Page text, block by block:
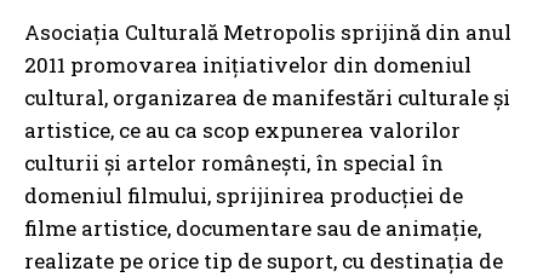
Asociația Culturală Metropolis sprijină din anul
2011 promovarea inițiativelor din domeniul
cultural, organizarea de manifestări culturale și
artistice, ce au ca scop expunerea valorilor
culturii și artelor românești, în special în
domeniul filmului, sprijinirea producției de
filme artistice, documentare sau de animație,
realizate pe orice tip de suport, cu destinația de